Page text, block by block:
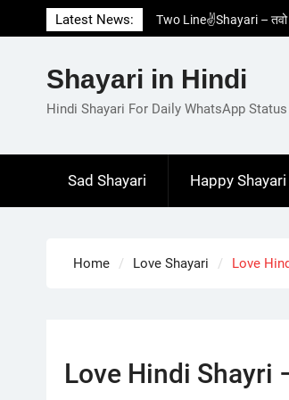
to
Latest News:
Two Line✌️Shayari – तवो
Love😓Lines In Hindi –
Love🥳Poetry In Hindi –
1 Line☝️Shayari In Hindi –
Shayari in Hindi
Hindi Shayari For Daily WhatsApp Status
Sad Shayari Happy Shayari
Home Love Shayari Love
Love Hindi Shayri –